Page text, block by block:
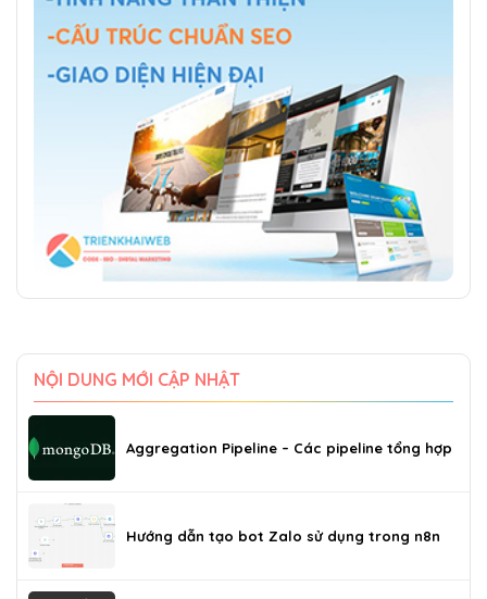
NỘI DUNG MỚI CẬP NHẬT
Aggregation Pipeline – Các pipeline tổng hợp
Hướng dẫn tạo bot Zalo sử dụng trong n8n